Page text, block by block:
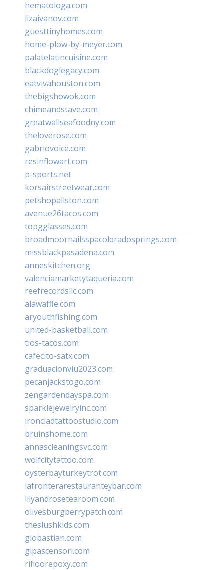
hematologa.com
lizaivanov.com
guesttinyhomes.com
home-plow-by-meyer.com
palatelatincuisine.com
blackdoglegacy.com
eatvivahouston.com
thebigshowok.com
chimeandstave.com
greatwallseafoodny.com
theloverose.com
gabriovoice.com
resinflowart.com
p-sports.net
korsairstreetwear.com
petshopallston.com
avenue26tacos.com
topgglasses.com
broadmoornailsspacoloradosprings.com
missblackpasadena.com
anneskitchen.org
valenciamarketytaqueria.com
reefrecordsllc.com
alawaffle.com
aryouthfishing.com
united-basketball.com
tios-tacos.com
cafecito-satx.com
graduacionviu2023.com
pecanjackstogo.com
zengardendayspa.com
sparklejewelryinc.com
ironcladtattoostudio.com
bruinshome.com
annascleaningsvc.com
wolfcitytattoo.com
oysterbayturkeytrot.com
lafronterarestauranteybar.com
lilyandrosetearoom.com
olivesburgberrypatch.com
theslushkids.com
giobastian.com
glpascensori.com
rifloorepoxy.com